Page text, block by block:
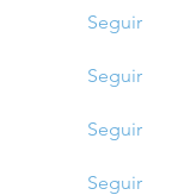
Seguir
Seguir
Seguir
Seguir